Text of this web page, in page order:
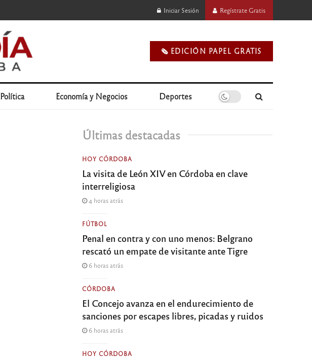
Iniciar Sesión Regístrate Gratis
🗞️ EDICIÓN PAPEL GRATIS
Política Economía y Negocios Deportes
Últimas destacadas
HOY CÓRDOBA
La visita de León XIV en Córdoba en clave
interreligiosa
4 horas atrás
FÚTBOL
Penal en contra y con uno menos: Belgrano
rescató un empate de visitante ante Tigre
6 horas atrás
CÓRDOBA
El Concejo avanza en el endurecimiento de
sanciones por escapes libres, picadas y ruidos
6 horas atrás
HOY CÓRDOBA